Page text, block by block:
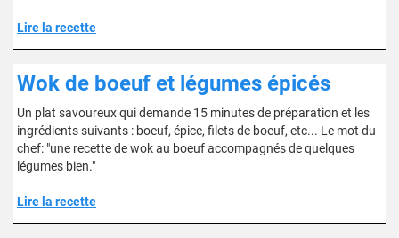
Lire la recette
Wok de boeuf et légumes épicés
Un plat savoureux qui demande 15 minutes de préparation et les
ingrédients suivants : boeuf, épice, filets de boeuf, etc... Le mot du
chef: "une recette de wok au boeuf accompagnés de quelques
légumes bien."
Lire la recette